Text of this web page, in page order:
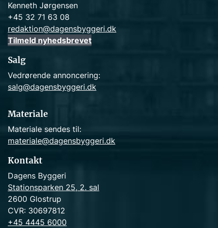
Kenneth Jørgensen
+45 32 71 63 08
redaktion@dagensbyggeri.dk
Tilmeld nyhedsbrevet
Salg
Vedrørende annoncering:
salg@dagensbyggeri.dk
Materiale
Materiale sendes til:
materiale@dagensbyggeri.dk
Kontakt
Dagens Byggeri
Stationsparken 25, 2. sal
2600 Glostrup
CVR: 30697812
+45 4445 6000